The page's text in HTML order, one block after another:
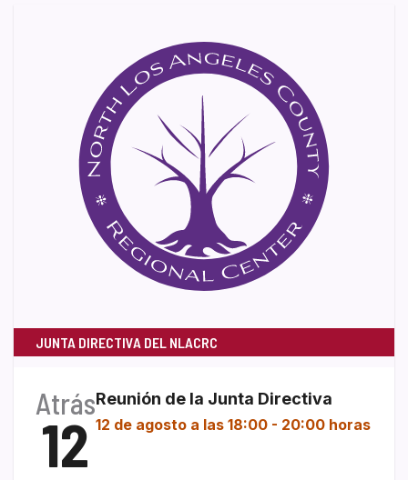
JUNTA DIRECTIVA DEL NLACRC
Atrás
12
Reunión de la Junta Directiva
12 de agosto a las 18:00 - 20:00 horas